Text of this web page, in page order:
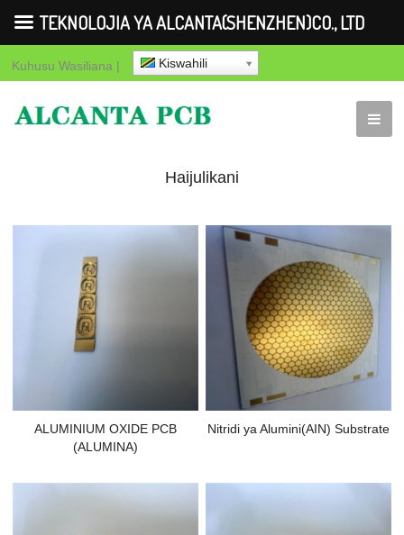
Kuhusu Wasiliana | Kiswahili
Haijulikani
ALUMINIUM OXIDE PCB
(ALUMINA)
Nitridi ya Alumini(AIN) Substrate
TEKNOLOJIA YA ALCANTA(SHENZHEN)CO., LTD